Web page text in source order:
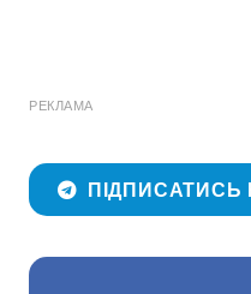
РЕКЛАМА
ПІДПИСАТИСЬ